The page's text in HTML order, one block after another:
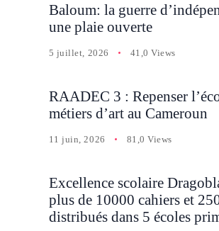
Baloum: la guerre
une plaie ouverte
5 juillet, 2026 41,0 Views
RAADEC 3 : Repenser
métiers d’art au Cameroun
11 juin, 2026 81,0 Views
Excellence scolaire
plus de 10000 cahiers et
distribués dans 5 écoles